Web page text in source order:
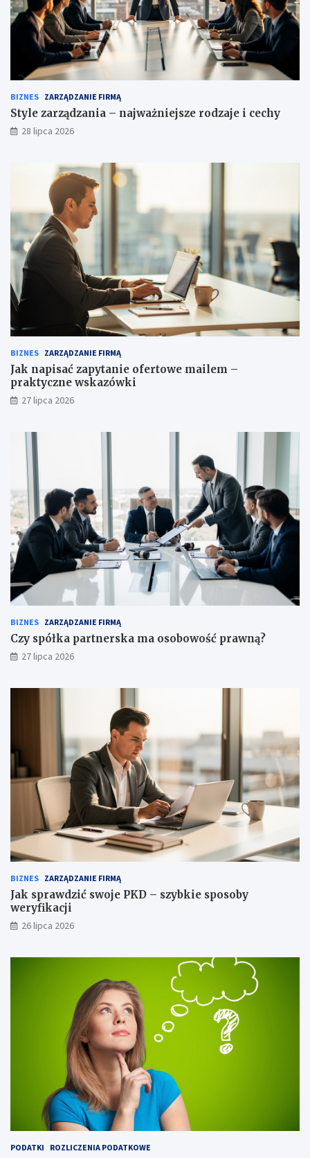
BIZNES ZARZĄDZANIE FIRMĄ
Style zarządzania – najważniejsze rodzaje i cechy
28 lipca 2026
BIZNES ZARZĄDZANIE FIRMĄ
Jak napisać zapytanie ofertowe mailem –
praktyczne wskazówki
27 lipca 2026
BIZNES ZARZĄDZANIE FIRMĄ
Czy spółka partnerska ma osobowość prawną?
27 lipca 2026
BIZNES ZARZĄDZANIE FIRMĄ
Jak sprawdzić swoje PKD – szybkie sposoby
weryfikacji
26 lipca 2026
PODATKI ROZLICZENIA PODATKOWE